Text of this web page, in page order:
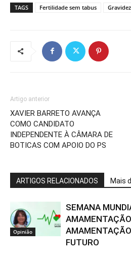
TAGS Fertilidade sem tabus Gravidez
Artigo anterior
XAVIER BARRETO AVANÇA
COMO CANDIDATO
INDEPENDENTE À CÂMARA DE
BOTICAS COM APOIO DO PS
ARTIGOS RELACIONADOS Mais
Opinião
SEMANA
FUTURO